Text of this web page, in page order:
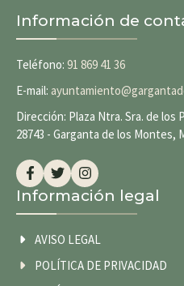
Información de
Teléfono: 91 869 41 36
E-mail:
Dirección: Plaza Ntra. Sra. de los
28743 - Garganta de los Montes,
Información legal
AVISO LEGAL
POLÍTICA DE PRIVACIDAD